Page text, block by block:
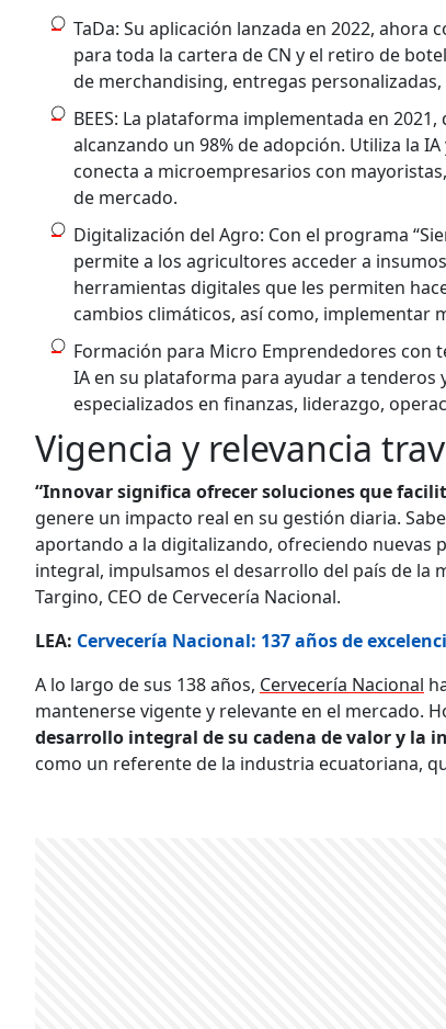
TaDa: Su aplicación lanzada en 2022,
para toda la cartera de CN y el retiro de
de merchandising, entregas
BEES: La plataforma implementada en
alcanzando un 98% de adopción. Utiliza la
conecta a microempresarios con
de mercado.
Digitalización del Agro: Con el programa
permite a los agricultores acceder a
herramientas digitales que les permiten
cambios climáticos, así como, implementar
Formación para Micro Emprendedores con
IA en su plataforma para ayudar a
especializados en finanzas, liderazgo,
Vigencia y relevancia
“Innovar significa ofrecer soluciones que
genere un impacto real en su gestión diaria.
aportando a la digitalizando, ofreciendo nuevas
integral, impulsamos el desarrollo del país de la
Targino, CEO de Cervecería Nacional.
LEA: Cervecería Nacional: 137 años de
A lo largo de sus 138 años, Cervecería Nacional
mantenerse vigente y relevante en el mercado.
desarrollo integral de su cadena de valor y la
como un referente de la industria ecuatoriana,